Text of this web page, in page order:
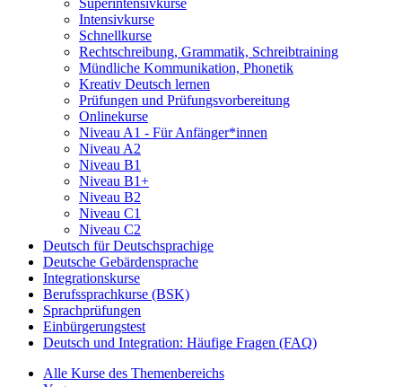
Intensivkurse
Schnellkurse
Rechtschreibung, Grammatik, Schreibtraining
Mündliche Kommunikation, Phonetik
Kreativ Deutsch lernen
Prüfungen und Prüfungsvorbereitung
Onlinekurse
Niveau A1 - Für Anfänger*innen
Niveau A2
Niveau B1
Niveau B1+
Niveau B2
Niveau C1
Niveau C2
Deutsch für Deutschsprachige
Deutsche Gebärdensprache
Integrationskurse
Berufssprachkurse (BSK)
Sprachprüfungen
Einbürgerungstest
Deutsch und Integration: Häufige Fragen (FAQ)
Alle Kurse des Themenbereichs